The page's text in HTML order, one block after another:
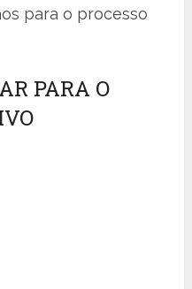
para o processo
PARA O